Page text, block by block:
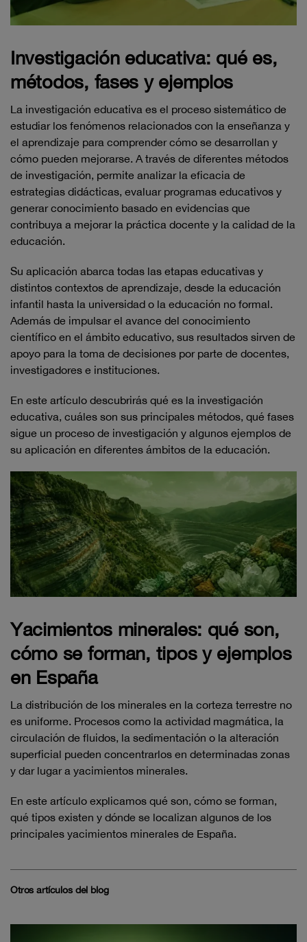
Investigación educativa: qué es,
métodos, fases y ejemplos
La investigación educativa es el proceso sistemático de
estudiar los fenómenos relacionados con la enseñanza y
el aprendizaje para comprender cómo se desarrollan y
cómo pueden mejorarse. A través de diferentes métodos
de investigación, permite analizar la eficacia de
estrategias didácticas, evaluar programas educativos y
generar conocimiento basado en evidencias que
contribuya a mejorar la práctica docente y la calidad de la
educación.
Su aplicación abarca todas las etapas educativas y
distintos contextos de aprendizaje, desde la educación
infantil hasta la universidad o la educación no formal.
Además de impulsar el avance del conocimiento
científico en el ámbito educativo, sus resultados sirven de
apoyo para la toma de decisiones por parte de docentes,
investigadores e instituciones.
En este artículo descubrirás qué es la investigación
educativa, cuáles son sus principales métodos, qué fases
sigue un proceso de investigación y algunos ejemplos de
su aplicación en diferentes ámbitos de la educación.
Yacimientos minerales: qué son,
cómo se forman, tipos y ejemplos
en España
La distribución de los minerales en la corteza terrestre no
es uniforme. Procesos como la actividad magmática, la
circulación de fluidos, la sedimentación o la alteración
superficial pueden concentrarlos en determinadas zonas
y dar lugar a yacimientos minerales.
En este artículo explicamos qué son, cómo se forman,
qué tipos existen y dónde se localizan algunos de los
principales yacimientos minerales de España.
Otros artículos del blog